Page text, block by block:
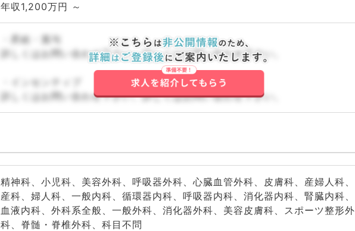
年収1,200万円 ～
・昇給・賞与
詳しくはお問い合わせ下さい。詳しくはお問い合わせ下さい。
・インセンティブ
詳しくはお問い合わせ下さい。詳しくはお問い合わせ下さい。
精神科、小児科、美容外科、呼吸器外科、心臓血管外科、皮膚科、産婦人科、
産科、婦人科、一般内科、循環器内科、呼吸器内科、消化器内科、腎臓内科、
血液内科、外科系全般、一般外科、消化器外科、美容皮膚科、スポーツ整形外
科、脊髄・脊椎外科、科目不問